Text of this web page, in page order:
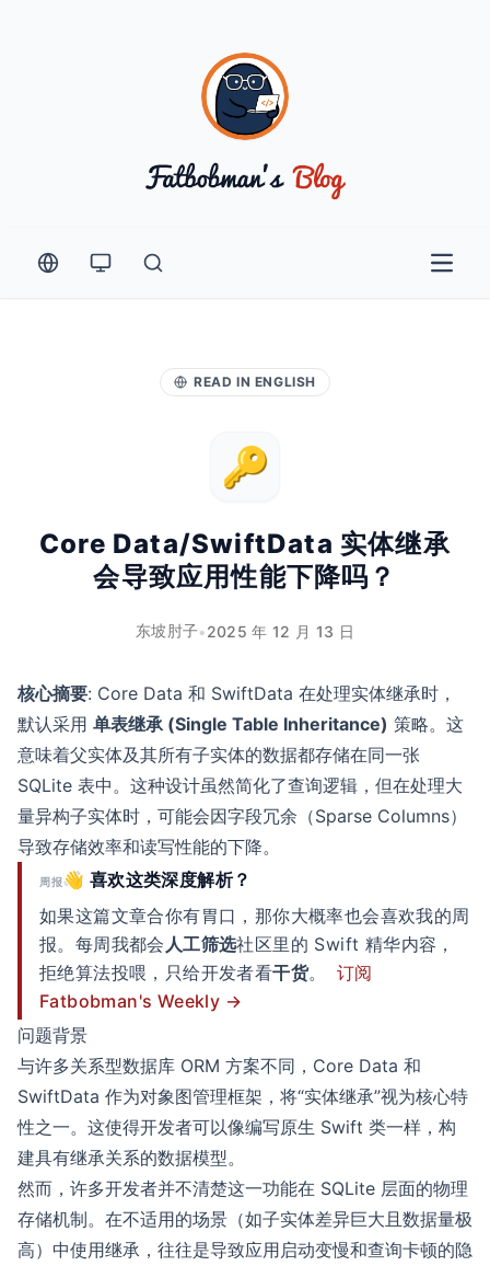
Open
READ IN ENGLISH
🔑
Core Data/SwiftData 实体继承
会导致应用性能下降吗？
东坡肘子•2025 年 12 月 13 日
核心摘要: Core Data 和 SwiftData 在处理实体继承时，
默认采用 单表继承 (Single Table Inheritance) 策略。这
意味着父实体及其所有子实体的数据都存储在同一张
SQLite 表中。这种设计虽然简化了查询逻辑，但在处理大
量异构子实体时，可能会因字段冗余（Sparse Columns）
导致存储效率和读写性能的下降。
周报👋 喜欢这类深度解析？
如果这篇文章合你有胃口，那你大概率也会喜欢我的周
报。每周我都会 人工筛选社区里的 Swift 精华内容，
拒绝算法投喂，只给开发者看干货。
订阅
Fatbobman's Weekly →
问题背景
与许多关系型数据库 ORM 方案不同，Core Data 和
SwiftData 作为对象图管理框架，将“实体继承”视为核心特
性之一。这使得开发者可以像编写原生 Swift 类一样，构
建具有继承关系的数据模型。
然而，许多开发者并不清楚这一功能在 SQLite 层面的物理
存储机制。在不适用的场景（如子实体差异巨大且数据量极
高）中使用继承，往往是导致应用启动变慢和查询卡顿的隐